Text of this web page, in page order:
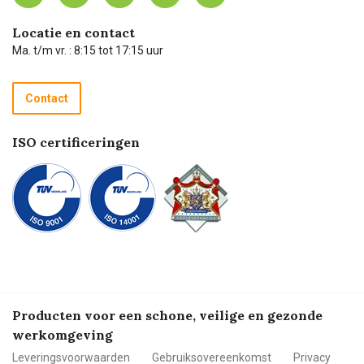
Carel Lurvink App
Hulp op afstand
Technische dienst
Recycle programma
Betalen
Carel Lurvink Blog
Carel de podcast
Locatie en contact
Ma. t/m vr. : 8:15 tot 17:15 uur
Contact
ISO certificeringen
Producten voor een schone, veilige en gezonde
werkomgeving
Leveringsvoorwaarden Gebruiksovereenkomst Privacy